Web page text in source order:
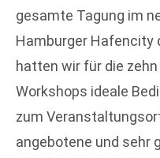
gesamte Tagung im
Hamburger Hafencity
hatten wir für die
Workshops ideale
zum
angebotene und sehr